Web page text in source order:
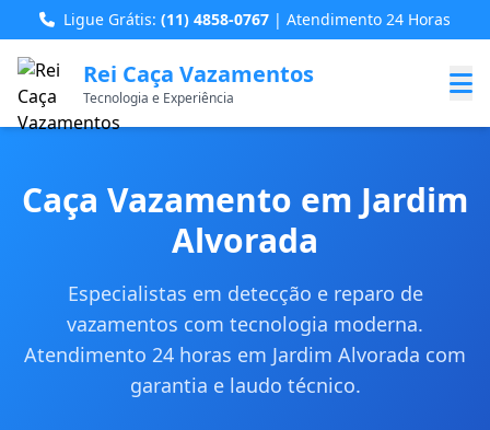
Ligue Grátis: (11) 4858-0767 | Atendimento 24 Horas
Rei Caça Vazamentos
Tecnologia e Experiência
Caça Vazamento em Jardim
Alvorada
Especialistas em detecção e reparo de
vazamentos com tecnologia moderna.
Atendimento 24 horas em Jardim Alvorada com
garantia e laudo técnico.